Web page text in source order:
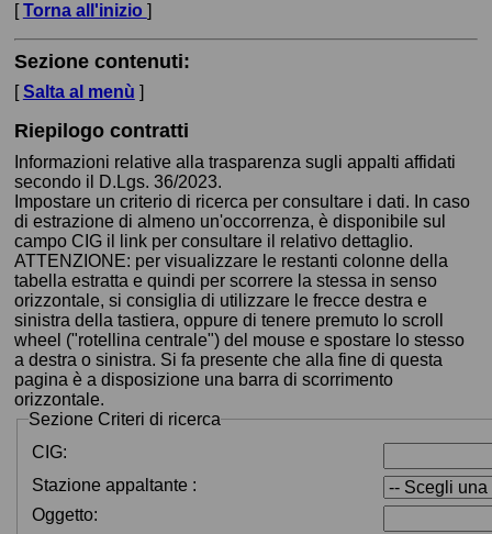
[Torna all'inizio ]
Sezione contenuti:
[Salta al menù ]
Riepilogo contratti
Informazioni relative alla trasparenza sugli appalti affidati
secondo il D.Lgs. 36/2023.
Impostare un criterio di ricerca per consultare i dati. In caso
di estrazione di almeno un'occorrenza, è disponibile sul
campo CIG il link per consultare il relativo dettaglio.
ATTENZIONE: per visualizzare le restanti colonne della
tabella estratta e quindi per scorrere la stessa in senso
orizzontale, si consiglia di utilizzare le frecce destra e
sinistra della tastiera, oppure di tenere premuto lo scroll
wheel ("rotellina centrale") del mouse e spostare lo stesso
a destra o sinistra. Si fa presente che alla fine di questa
pagina è a disposizione una barra di scorrimento
orizzontale.
Sezione Criteri di ricerca
CIG:
Stazione appaltante :
Oggetto: